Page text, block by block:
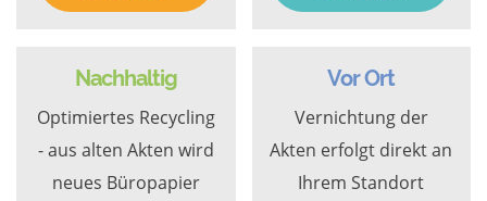
Nachhaltig
Optimiertes Recycling
- aus alten Akten wird
neues Büropapier
Vor Ort
Vernichtung der
Akten erfolgt direkt an
Ihrem Standort